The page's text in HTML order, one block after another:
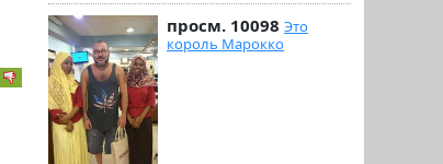
просм. 10098 Это
король Марокко